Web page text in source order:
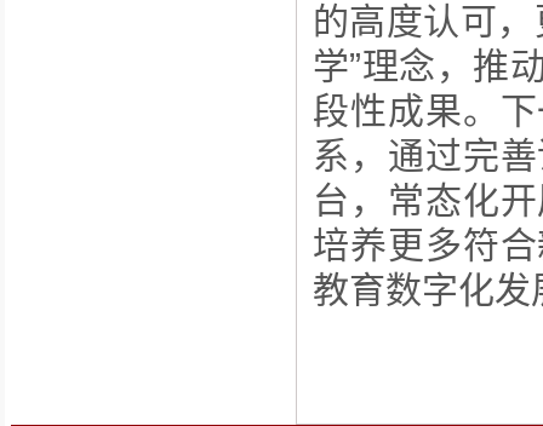
的高度认可
学”理念，推
段性成果。
系，通过完
台，常态化
培养更多符
教育数字化